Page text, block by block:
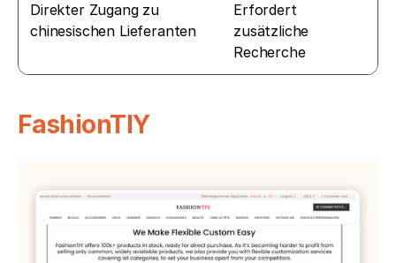
Direkter Zugang zu
chinesischen Lieferanten
Erfordert
zusätzliche
Recherche
FashionTIY